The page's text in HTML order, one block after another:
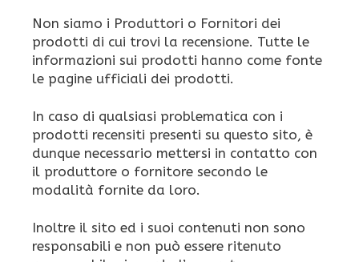
Non siamo i Produttori o Fornitori dei
prodotti di cui trovi la recensione. Tutte le
informazioni sui prodotti hanno come fonte
le pagine ufficiali dei prodotti.
In caso di qualsiasi problematica con i
prodotti recensiti presenti su questo sito, è
dunque necessario mettersi in contatto con
il produttore o fornitore secondo le
modalità fornite da loro.
Inoltre il sito ed i suoi contenuti non sono
responsabili e non può essere ritenuto